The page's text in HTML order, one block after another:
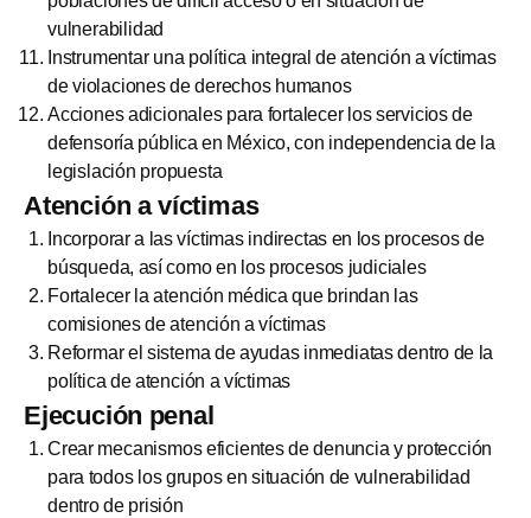
vulnerabilidad
Instrumentar una política integral de atención a víctimas
de violaciones de derechos humanos
Acciones adicionales para fortalecer los servicios de
defensoría pública en México, con independencia de la
legislación propuesta
Atención a víctimas
Incorporar a las víctimas indirectas en los procesos de
búsqueda, así como en los procesos judiciales
Fortalecer la atención médica que brindan las
comisiones de atención a víctimas
Reformar el sistema de ayudas inmediatas dentro de la
política de atención a víctimas
Ejecución penal
Crear mecanismos eficientes de denuncia y protección
para todos los grupos en situación de vulnerabilidad
dentro de prisión